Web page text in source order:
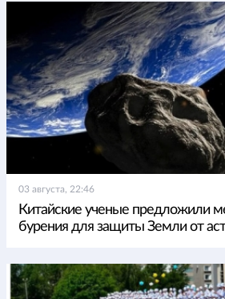
03 августа, 22:46
Китайские ученые предложили
бурения для защиты Земли от